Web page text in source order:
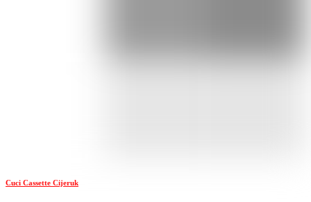
Cuci Cassette Cijeruk